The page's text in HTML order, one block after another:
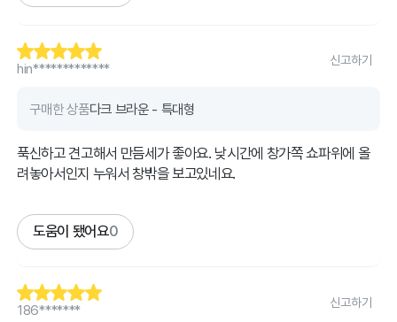
hin*************
신고하기
구매한 상품다크 브라운 - 특대형
푹신하고 견고해서 만듬세가 좋아요. 낮시간에 창가쪽 쇼파위에 올
려놓아서인지 누워서 창밖을 보고있네요.
도움이 됐어요0
186*******
신고하기